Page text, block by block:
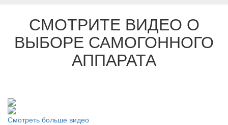
СМОТРИТЕ ВИДЕО О
ВЫБОРЕ САМОГОННОГО
АППАРАТА
Смотреть больше видео